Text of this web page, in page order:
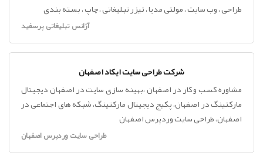
طراحی ، وب سایت ، مولتی مدیا ، تیزر تبلیغاتی ، چاپ ، بسته بندی
آژانس تبلیغاتی پرسفید
شرکت طراحی سایت ایکاد اصفهان
مشاوره کسب و کار در اصفهان ،بهینه سازی سایت در اصفهان دیجیتال
مارکتینگ در اصفهان، پکیج دیجیتال مارکتینگ، شبکه های اجتماعی در
اصفهان، طراحی سایت وردپرس اصفهان
طراحی سایت وردپرس اصفهان